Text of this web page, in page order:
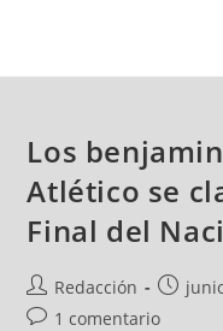
Los
Atlético se
Final del
Redacción
1 comentario